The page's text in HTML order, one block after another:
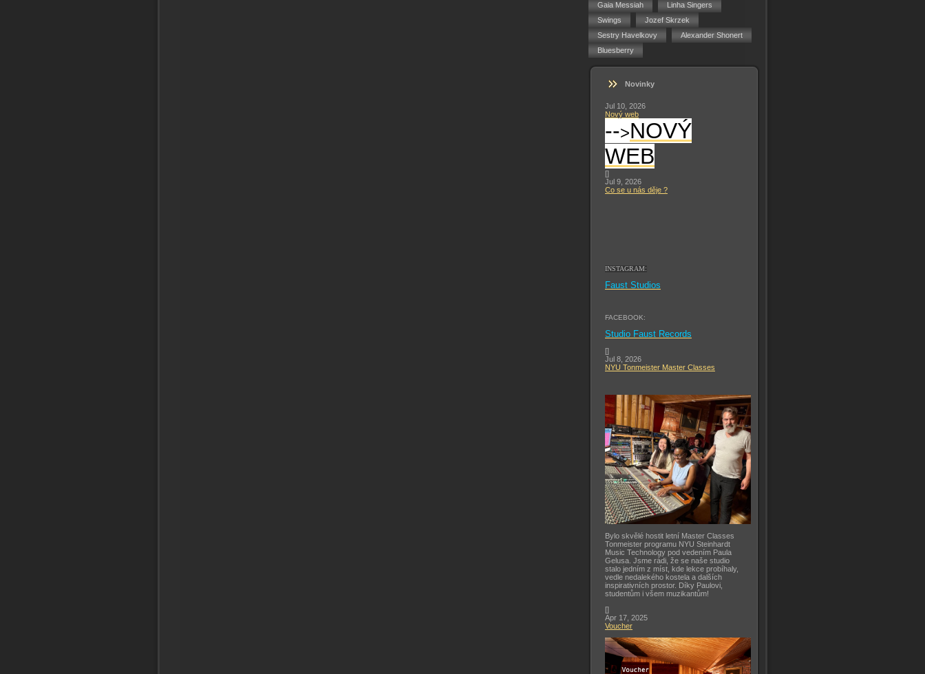
Gaia Messiah
Linha Singers
Swings
Jozef Skrzek
Sestry Havelkovy
Alexander Shonert
Bluesberry
Novinky
Jul 10, 2026
Nový web
-->NOVÝ
WEB
[]
Jul 9, 2026
Co se u nás děje ?
INSTAGRAM:
Faust Studios
FACEBOOK:
Studio Faust Records
[]
Jul 8, 2026
NYU Tonmeister Master Classes
Bylo skvělé hostit letní Master Classes
Tonmeister programu NYU Steinhardt
Music Technology pod vedením Paula
Gelusa. Jsme rádi, že se naše studio
stalo jedním z míst, kde lekce probíhaly,
vedle nedalekého kostela a dalších
inspirativních prostor. Díky Paulovi,
studentům i všem muzikantům!
[]
Apr 17, 2025
Voucher